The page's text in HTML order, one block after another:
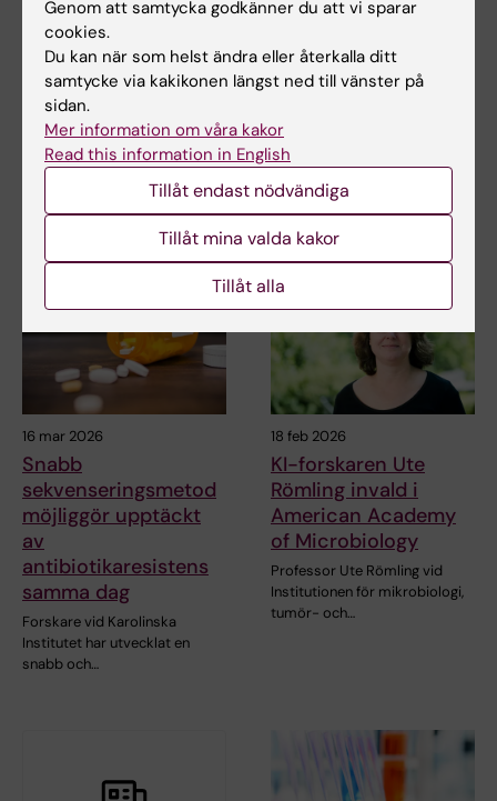
Uppdaterad av:
Katarina Sternudd
2019-11-18
Dela
Relaterade artiklar
16 mar 2026
Snabb
sekvenseringsmetod
möjliggör upptäckt
av
antibiotikaresistens
samma dag
Forskare vid Karolinska
Institutet har utvecklat en
snabb och…
18 feb 2026
KI-forskaren Ute
Römling invald i
American Academy
of Microbiology
Professor Ute Römling vid
Institutionen för mikrobiologi,
tumör- och…
Genom att samtycka godkänner du att vi sparar
cookies.
Du kan när som helst ändra eller återkalla ditt
samtycke via kakikonen längst ned till vänster på
sidan.
Mer information om våra kakor
Read this information in English
Tillåt endast nödvändiga
Tillåt mina valda kakor
Tillåt alla